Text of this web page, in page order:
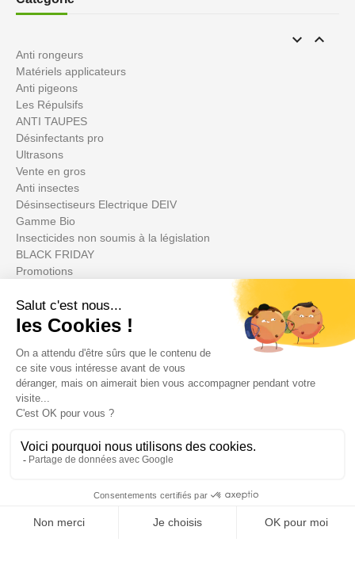
 
Anti rongeurs
Matériels applicateurs
Anti pigeons
Les Répulsifs
ANTI TAUPES
Désinfectants pro
Ultrasons
Vente en gros
Anti insectes
Désinsectiseurs Electrique DEIV
Gamme Bio
Insecticides non soumis à la législation
BLACK FRIDAY
Promotions
Il tuo account
Informations
